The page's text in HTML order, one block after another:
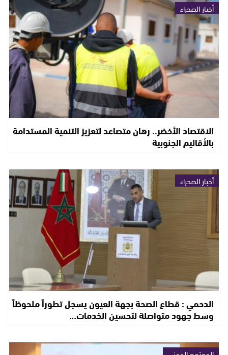
أخبار الصحراء
الاقتصاد الأخضر.. رهان متصاعد لتعزيز التنمية المستدامة
بالأقاليم الجنوبية
أخبار الصحراء
الدحمي : قطاع الصحة بجهة العيون يسجل تطوراً ملحوظاً
وسط جهود متواصلة لتحسين الخدمات…